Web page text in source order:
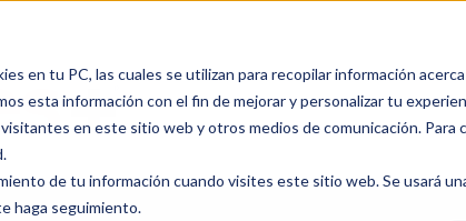
en tu PC, las cuales se utilizan para recopilar información
esta información con el fin de mejorar y personalizar tu
en este sitio web y otros medios de comunicación. Para
de tu información cuando visites este sitio web. Se usará
haga seguimiento.